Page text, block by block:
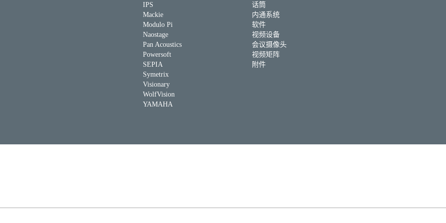
IPS
Mackie
Modulo Pi
Naostage
Pan Acoustics
Powersoft
SEPIA
Symetrix
Visionary
WolfVision
YAMAHA
话筒
内通系统
软件
视频设备
会议摄像头
视频矩阵
附件